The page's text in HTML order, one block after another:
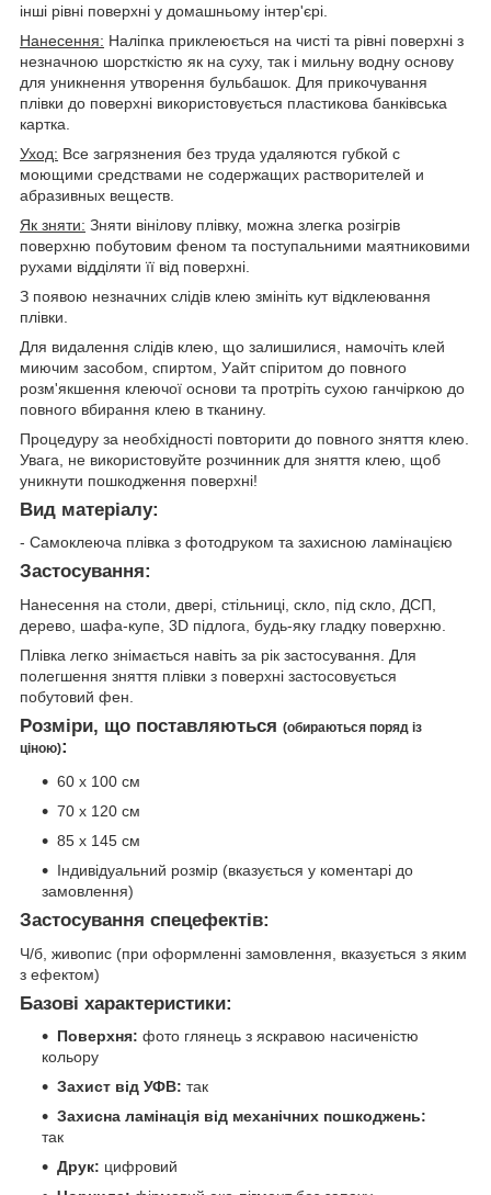
інші рівні поверхні у домашньому інтер'єрі.
Нанесення: Наліпка приклеюється на чисті та рівні поверхні з
незначною шорсткістю як на суху, так і мильну водну основу
для уникнення утворення бульбашок. Для прикочування
плівки до поверхні використовується пластикова банківська
картка.
Уход: Все загрязнения без труда удаляются губкой с
моющими средствами не содержащих растворителей и
абразивных веществ.
Як зняти: Зняти вінілову плівку, можна злегка розігрів
поверхню побутовим феном та поступальними маятниковими
рухами відділяти її від поверхні.
З появою незначних слідів клею змініть кут відклеювання
плівки.
Для видалення слідів клею, що залишилися, намочіть клей
миючим засобом, спиртом, Уайт спіритом до повного
розм'якшення клеючої основи та протріть сухою ганчіркою до
повного вбирання клею в тканину.
Процедуру за необхідності повторити до повного зняття клею.
Увага, не використовуйте розчинник для зняття клею, щоб
уникнути пошкодження поверхні!
Вид матеріалу:
- Самоклеюча плівка з фотодруком та захисною ламінацією
Застосування:
Нанесення на столи, двері, стільниці, скло, під скло, ДСП,
дерево, шафа-купе, 3D підлога, будь-яку гладку поверхню.
Плівка легко знімається навіть за рік застосування. Для
полегшення зняття плівки з поверхні застосовується
побутовий фен.
Розміри, що поставляються (обираються поряд із
ціною):
60 х 100 см
70 х 120 см
85 х 145 см
Індивідуальний розмір (вказується у коментарі до
замовлення)
Застосування спецефектів:
Ч/б, живопис (при оформленні замовлення, вказується з яким
з ефектом)
Базові характеристики:
Поверхня: фото глянець з яскравою насиченістю
кольору
Захист від УФВ: так
Захисна ламінація від механічних пошкоджень:
так
Друк: цифровий